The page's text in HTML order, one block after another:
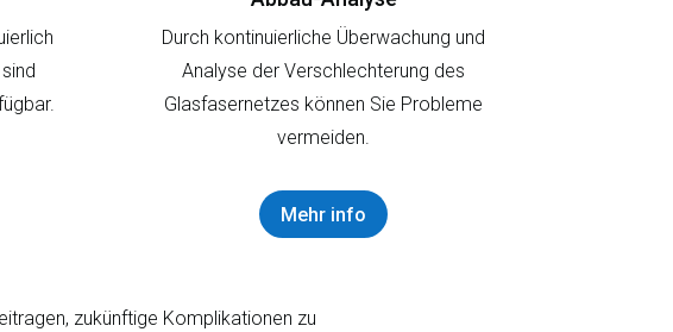
Durch kontinuierliche Überwachung und
Analyse der Verschlechterung des
Glasfasernetzes können Sie Probleme
vermeiden.
Mehr info
zukünftige Komplikationen zu